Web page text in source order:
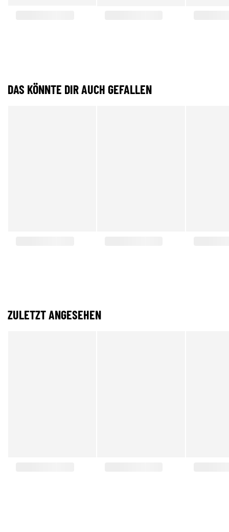
DAS KÖNNTE DIR AUCH GEFALLEN
ZULETZT ANGESEHEN